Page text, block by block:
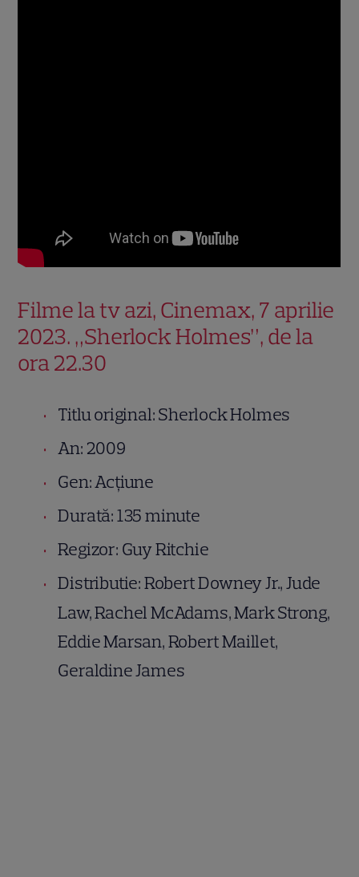
Filme la tv azi, Cinemax, 7 aprilie
2023. „Sherlock Holmes”, de la
ora 22.30
Titlu original: Sherlock Holmes
An: 2009
Gen: Acțiune
Durată: 135 minute
Regizor: Guy Ritchie
Distributie: Robert Downey Jr., Jude
Law, Rachel McAdams, Mark Strong,
Eddie Marsan, Robert Maillet,
Geraldine James